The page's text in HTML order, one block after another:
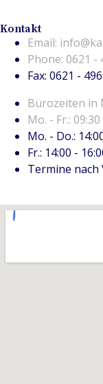
Kontakt
Email:
Phone: 0621 -
Fax: 0621 -
Bürozeiten in
Mo. - Fr.:
Mo. - Do.:
Fr.: 14:00 -
Termine